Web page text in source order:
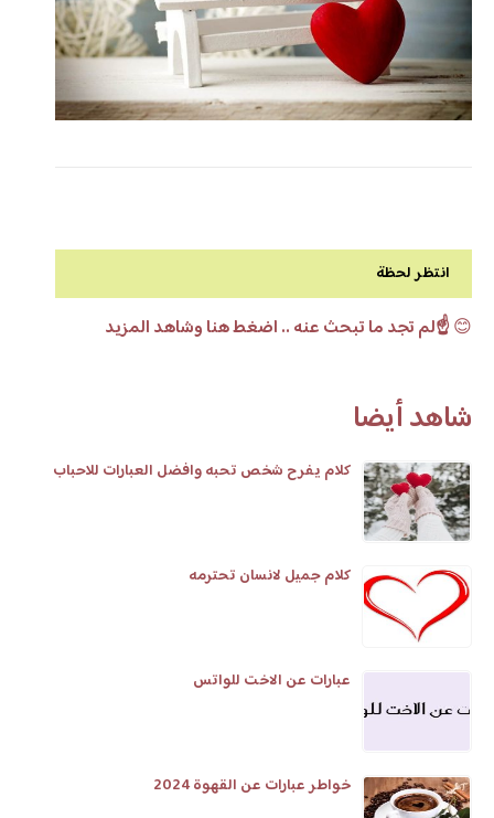
انتظر لحظة
😊☝️لم تجد ما تبحث عنه .. اضغط هنا وشاهد المزيد
شاهد أيضا
كلام يفرح شخص تحبه وافضل العبارات للاحباب
كلام جميل لانسان تحترمه
عبارات عن الاخت للواتس
خواطر عبارات عن القهوة 2024